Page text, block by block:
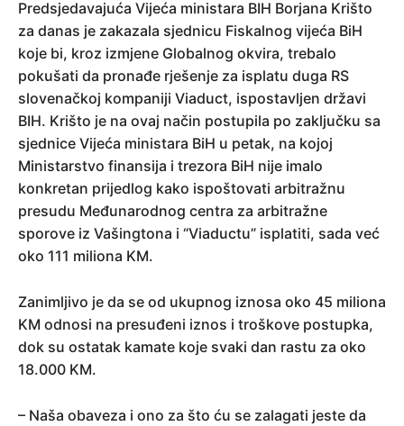
Predsjedavajuća Vijeća ministara BIH Borjana Krišto
za danas je zakazala sjednicu Fiskalnog vijeća BiH
koje bi, kroz izmjene Globalnog okvira, trebalo
pokušati da pronađe rješenje za isplatu duga RS
slovenačkoj kompaniji Viaduct, ispostavljen državi
BIH. Krišto je na ovaj način postupila po zaključku sa
sjednice Vijeća ministara BiH u petak, na kojoj
Ministarstvo finansija i trezora BiH nije imalo
konkretan prijedlog kako ispoštovati arbitražnu
presudu Međunarodnog centra za arbitražne
sporove iz Vašingtona i “Viaductu” isplatiti, sada već
oko 111 miliona KM.
Zanimljivo je da se od ukupnog iznosa oko 45 miliona
KM odnosi na presuđeni iznos i troškove postupka,
dok su ostatak kamate koje svaki dan rastu za oko
18.000 KM.
– Naša obaveza i ono za što ću se zalagati jeste da